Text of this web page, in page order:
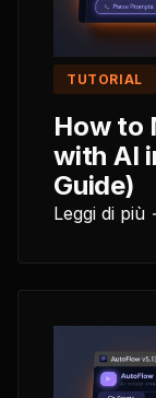
TUTORIAL
How to
with AI
Guide)
Leggi di più